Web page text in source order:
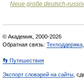
Neue große deutsch-
© Академик, 2000-2026
Обратная связь: Техподдержка
👣 Путешествия
Экспорт словарей на сайты ,